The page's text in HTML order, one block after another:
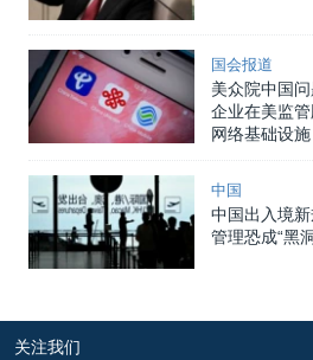
国会报道
美众院中国
企业在美监
网络基础设施
中国
中国出入境
管理恐成“黑
关注我们